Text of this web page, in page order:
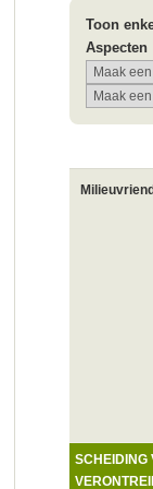
Toon
Aspecten
SCHEIDING